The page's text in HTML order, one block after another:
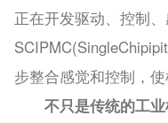
正在开发驱动、控制
步整合感觉和控制，
不只是传统的工